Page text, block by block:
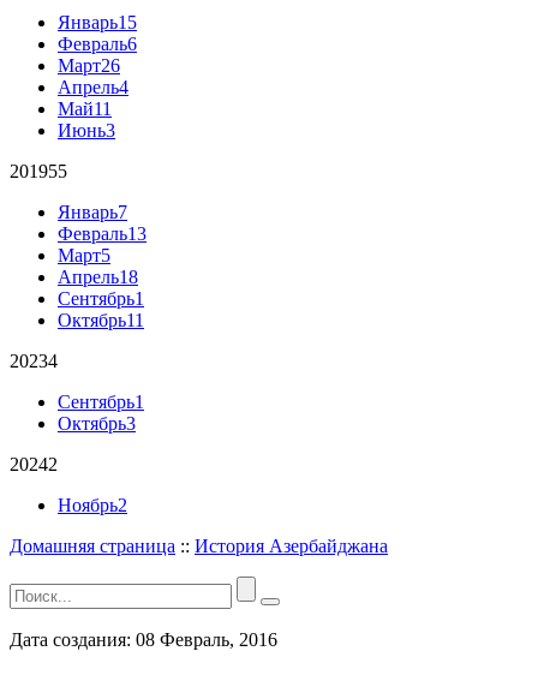
Январь15
Февраль6
Март26
Апрель4
Май11
Июнь3
201955
Январь7
Февраль13
Март5
Апрель18
Сентябрь1
Октябрь11
20234
Сентябрь1
Октябрь3
20242
Ноябрь2
Домашняя страница :: История Азербайджана
Дата создания: 08 Февраль, 2016